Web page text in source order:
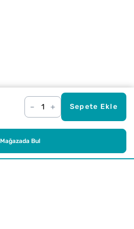
– + Sepete Ekle
Mağazada Bul